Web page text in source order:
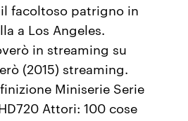
facoltoso patrigno in
a Los Angeles.
in streaming su
(2015) streaming.
Miniserie Serie
Attori: 100 cose